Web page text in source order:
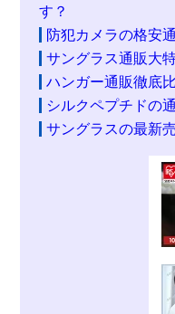
す？
防犯カメラの格安
サングラス通販大
ハンガー通販徹底
シルクペプチドの
サングラスの最新